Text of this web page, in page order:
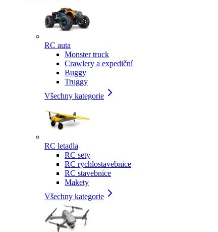
RC auta
Monster truck
Crawlery a expediční
Buggy
Truggy
Všechny kategorie
RC letadla
RC sety
RC rychlostavebnice
RC stavebnice
Makety
Všechny kategorie